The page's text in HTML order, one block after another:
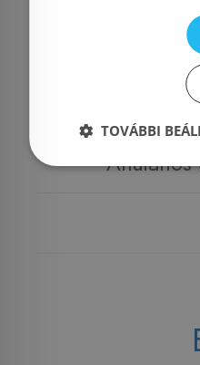
Általános
TOVÁBBI